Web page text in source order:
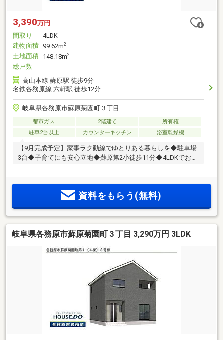
3,390万円
間取り
4LDK
建物面積 99.62m2
土地面積 148.18m2
総戸数
-
高山本線 蘇原駅 徒歩9分
名鉄各務原線 六軒駅 徒歩12分
岐阜県各務原市蘇原菊園町３丁目
都市ガス 2階建て
所有権
駐車2台以上
カウンターキッチン 浴室乾燥機
【9月完成予定】家事ラク動線でゆとりある暮らしを◆駐車場
3台◆子育てにも安心立地◆蘇原第2小徒歩11分◆4LDKでお子
資料をもらう(無料)
岐阜県各務原市蘇原菊園町３丁目 3,290万円 3LDK